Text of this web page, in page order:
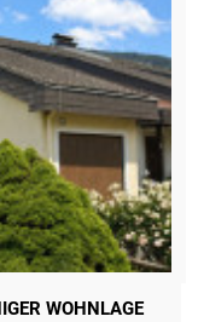
WOHNLAGE